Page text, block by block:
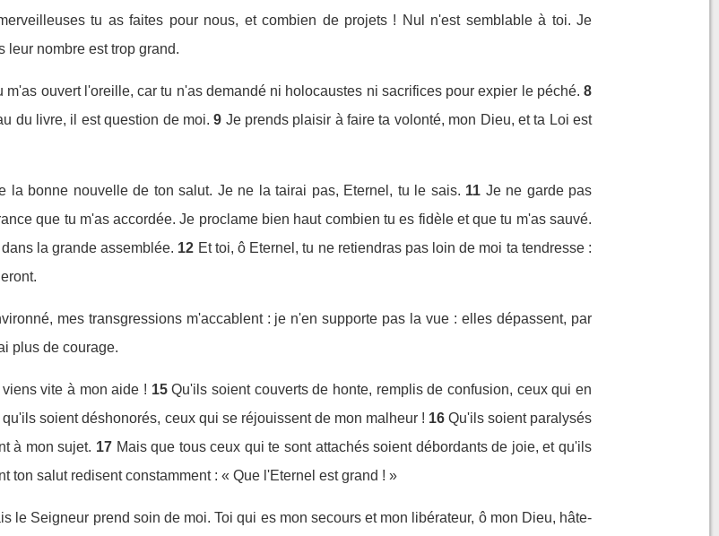
tu as faites pour nous, et combien de projets ! Nul n'est semblable à toi. Je
leur nombre est trop grand.
ouvert l'oreille, car tu n'as demandé ni holocaustes ni sacrifices pour expier le péché. 8
du livre, il est question de moi. 9 Je prends plaisir à faire ta volonté, mon Dieu, et ta Loi est
la bonne nouvelle de ton salut. Je ne la tairai pas, Eternel, tu le sais. 11 Je ne garde pas
que tu m'as accordée. Je proclame bien haut combien tu es fidèle et que tu m'as sauvé.
la grande assemblée. 12 Et toi, ô Eternel, tu ne retiendras pas loin de moi ta tendresse :
mes transgressions m'accablent : je n'en supporte pas la vue : elles dépassent, par
plus de courage.
vite à mon aide ! 15 Qu'ils soient couverts de honte, remplis de confusion, ceux qui en
soient déshonorés, ceux qui se réjouissent de mon malheur ! 16 Qu'ils soient paralysés
à mon sujet. 17 Mais que tous ceux qui te sont attachés soient débordants de joie, et qu'ils
ton salut redisent constamment : « Que l'Eternel est grand ! »
le Seigneur prend soin de moi. Toi qui es mon secours et mon libérateur, ô mon Dieu, hâte-